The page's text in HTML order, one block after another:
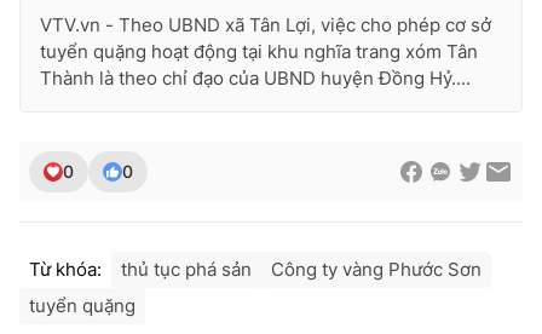
VTV4 Vươn mình bằng AI
VTV9
VTV.vn - Theo UBND xã Tân Lợi, việc cho phép cơ sở
tuyển quặng hoạt động tại khu nghĩa trang xóm Tân
Thành là theo chỉ đạo của UBND huyện Đồng Hỷ....
0 0
Từ khóa: thủ tục phá sản
Công ty vàng Phước Sơn
tuyển quặng